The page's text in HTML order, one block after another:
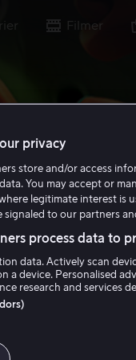
Filmer
og
privacy
store and/or access
You may accept or
legitimate interest is
signaled to our partners
process data to
data. Actively scan
a device. Personalised
research and services